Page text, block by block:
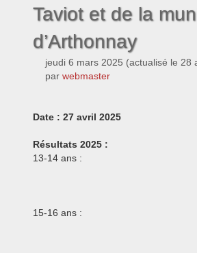
Taviot et de la
d’Arthonnay
jeudi 6 mars 2025 (actualisé le 28
par webmaster
Date : 27 avril 2025
Résultats 2025 :
13-14 ans :
15-16 ans :